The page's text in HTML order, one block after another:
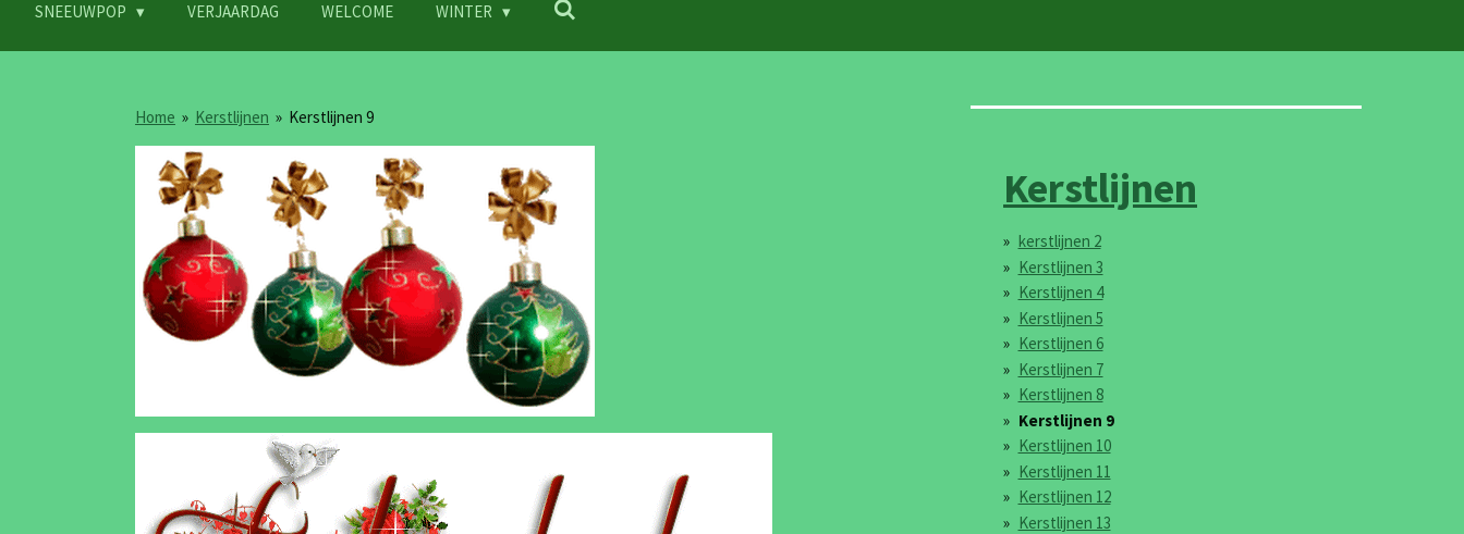
SNEEUWPOP
VERJAARDAG WELCOME WINTER
Home » Kerstlijnen » Kerstlijnen 9
Kerstlijnen
kerstlijnen 2
Kerstlijnen 3
Kerstlijnen 4
Kerstlijnen 5
Kerstlijnen 6
Kerstlijnen 7
Kerstlijnen 8
Kerstlijnen 9
Kerstlijnen 10
Kerstlijnen 11
Kerstlijnen 12
Kerstlijnen 13